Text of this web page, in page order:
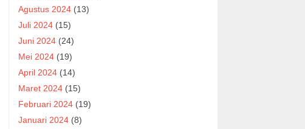
Agustus 2024 (13)
Juli 2024 (15)
Juni 2024 (24)
Mei 2024 (19)
April 2024 (14)
Maret 2024 (15)
Februari 2024 (19)
Januari 2024 (8)